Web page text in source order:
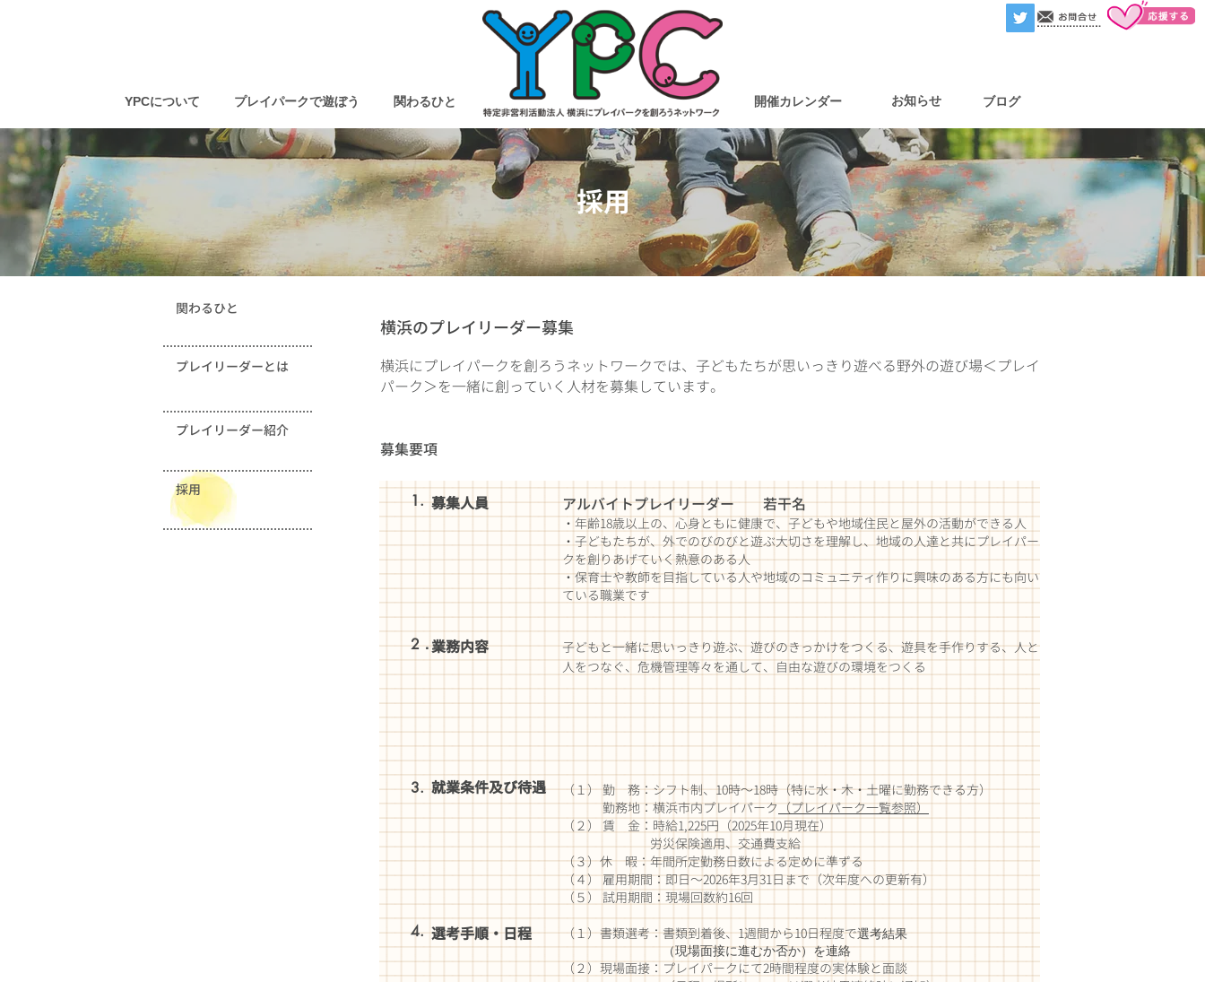
YPCについて プレイパークで遊ぼう 関わるひと 開催カレンダー ブログ
お知らせ
採用
関わるひと
横浜のプレイリーダー募集
プレイリーダーとは 横浜にプレイパークを創ろうネットワークでは、 子どもたちが思いっきり遊べる野外の遊び場＜プレイ
パーク＞を一緒に創っていく人材を募集しています。
プレイリーダー紹介
採用
募集要項
1. 募集人員 アルバイトプレイリーダー 若干名​
・年齢18歳以上の、心身ともに健康で、子どもや地域住民と屋外の活動ができる人
・子どもたちが、外でのびのびと遊ぶ大切さを理解し、地域の人達と共にプレイパー
クを創りあげていく熱意のある人
・保育士や教師を目指している人や地域のコミュニティ作りに興味のある方にも向い
ている職業です
2．業務内容
子どもと一緒に思いっきり遊ぶ、遊びのきっかけをつくる、遊具を手作りする、人と
人をつなぐ、危機管理等々を通して、自由な遊びの環境をつくる
3. 就業条件及び待遇 （１） 勤 務：シフト制、10時～18時（特に水・木・土曜に勤務できる方）
勤務地：横浜市内プレイパーク（プレイパーク一覧参照）
（２） 賃 金：時給1,225円（2025年10月現在）
労災保険適用、交通費支給
（３）休 暇：年間所定勤務日数による定めに準ずる
（４） 雇用期間：即日～2026年3月31日まで（次年度への更新有）
（５） 試用期間：現場回数約16回
4. 選考手順・日程 （１）書類選考：書類到着後、1週間から10日程度で選考結果
（現場面接に進むか否か）を連絡
（２）現場面接：プレイパークにて2時間程度の実体験と面談